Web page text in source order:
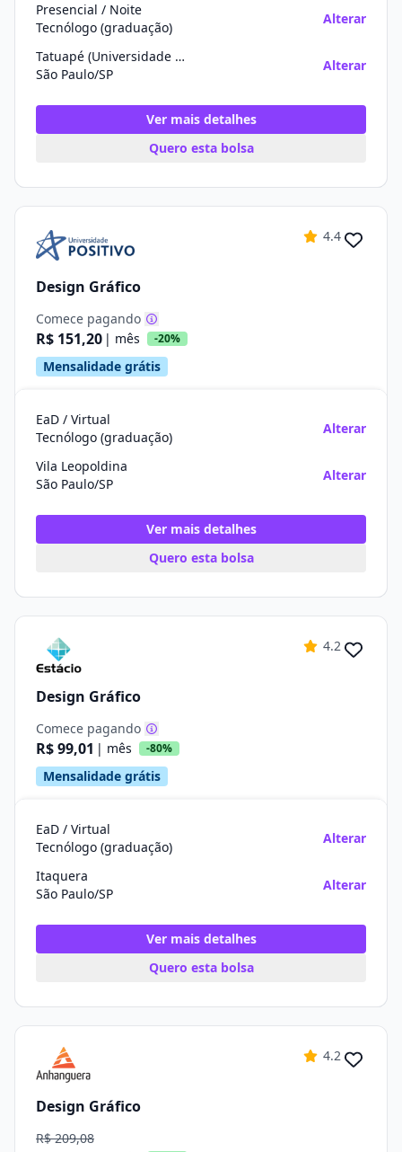
Presencial / Noite
Tecnólogo (graduação)
Alterar
Tatuapé (Universidade De São Paulo)
São Paulo/SP
Alterar
Ver mais detalhes
Quero esta bolsa
4.4
Design Gráfico
Comece pagando
R$ 151,20 | mês -20%
Mensalidade grátis
EaD / Virtual
Tecnólogo (graduação)
Alterar
Vila Leopoldina
São Paulo/SP
Alterar
Ver mais detalhes
Quero esta bolsa
4.2
Design Gráfico
Comece pagando
R$ 99,01 | mês -80%
Mensalidade grátis
EaD / Virtual
Tecnólogo (graduação)
Alterar
Itaquera
São Paulo/SP
Alterar
Ver mais detalhes
Quero esta bolsa
4.2
Design Gráfico
R$ 209,08